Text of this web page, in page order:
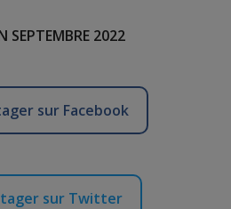
SEPTEMBRE 2022
sur Facebook
sur Twitter